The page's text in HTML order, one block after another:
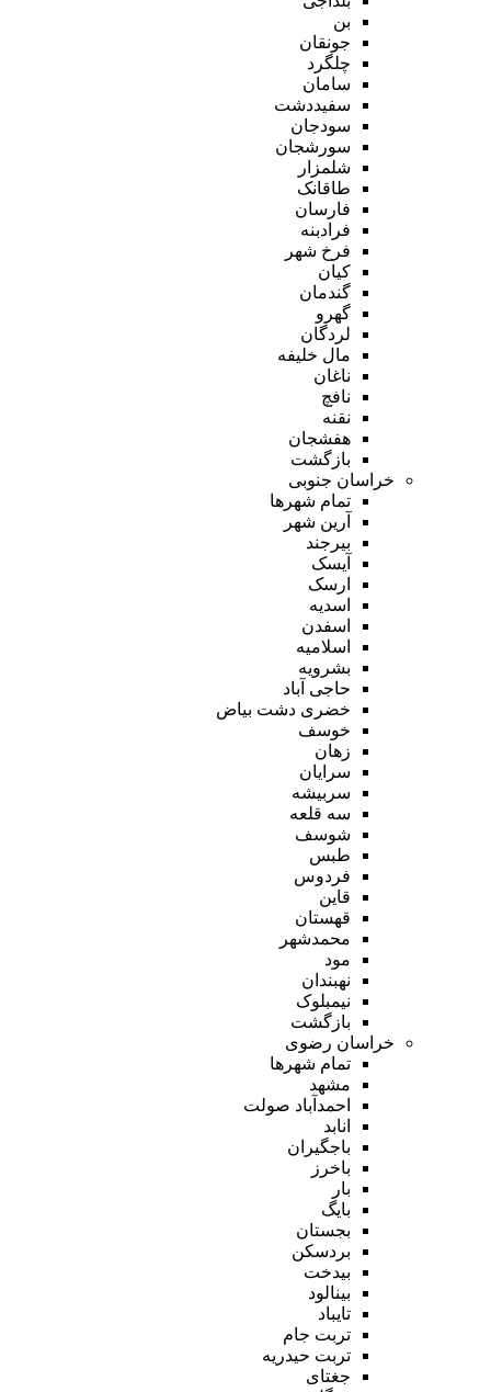
بن
جونقان
چلگرد
سامان
سفیددشت
سودجان
سورشجان
شلمزار
طاقانک
فارسان
فرادبنه
فرخ شهر
کیان
گندمان
گهرو
لردگان
مال خلیفه
ناغان
نافچ
نقنه
هفشجان
بازگشت
خراسان جنوبی
تمام شهر‌ها
آرین شهر
بیرجند
آیسک
ارسک
اسدیه
اسفدن
اسلامیه
بشرویه
حاجی آباد
خضری دشت بیاض
خوسف
زهان
سرایان
سربیشه
سه قلعه
شوسف
طبس
فردوس
قاین
قهستان
محمدشهر
مود
نهبندان
نیمبلوک
بازگشت
خراسان رضوی
تمام شهر‌ها
مشهد
احمدآباد صولت
انابد
باجگیران
باخرز
بار
بایگ
بجستان
بردسکن
بیدخت
بینالود
تایباد
تربت جام
تربت حیدریه
جغتای